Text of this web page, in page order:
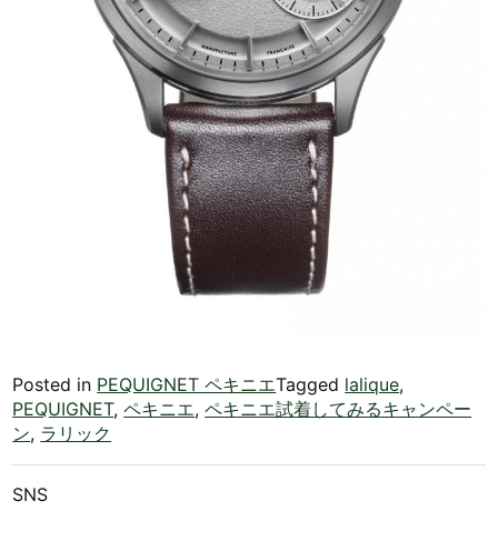
Posted in PEQUIGNET ペキニエTagged lalique,
PEQUIGNET,ペキニエ,ペキニエ試着してみるキャンペー
ン, ラリック
SNS